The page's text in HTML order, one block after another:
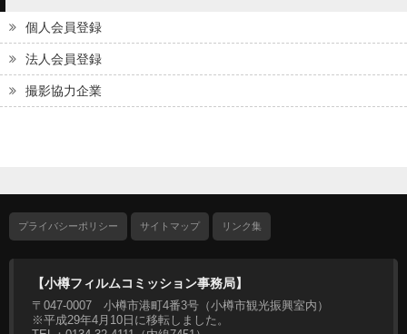
個人会員登録
法人会員登録
撮影協力企業
プライバシーポリシー サイトマップ リンク集
【小樽フィルムコミッション事務局】
〒047-0007 小樽市港町4番3号（小樽市観光振興室内）
※平成29年4月10日に移転しました。